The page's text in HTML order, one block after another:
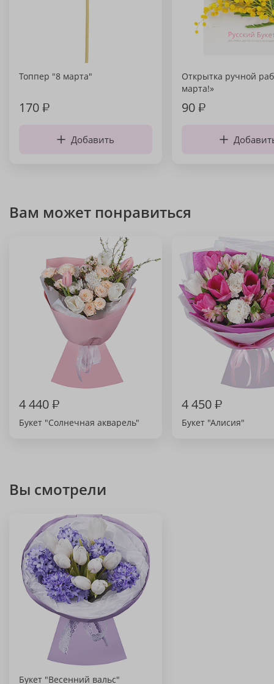
Топпер "8 марта"
170₽
Добавить
Открытка ручной
марта!»
90₽
Вам может понравиться
4 440₽
Букет "Солнечная акварель"
4 450₽
Букет "Алисия"
Вы смотрели
Букет "Весенний вальс"